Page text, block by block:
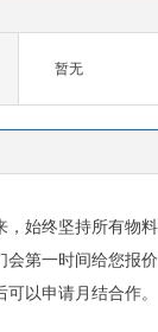
暂无
始终坚持所有物
第一时间给您报
以申请月结合作。